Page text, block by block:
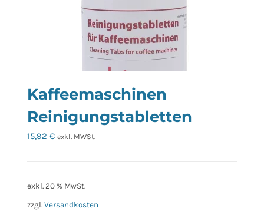
Kaffeemaschinen
Reinigungstabletten
15,92 € exkl. MWSt.
exkl. 20 % MwSt.
zzgl. Versandkosten